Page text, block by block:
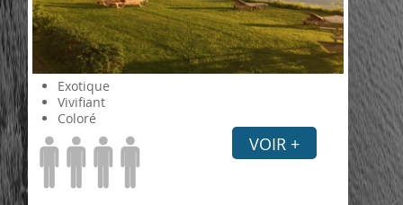
Exotique
Vivifiant
Coloré
VOIR +